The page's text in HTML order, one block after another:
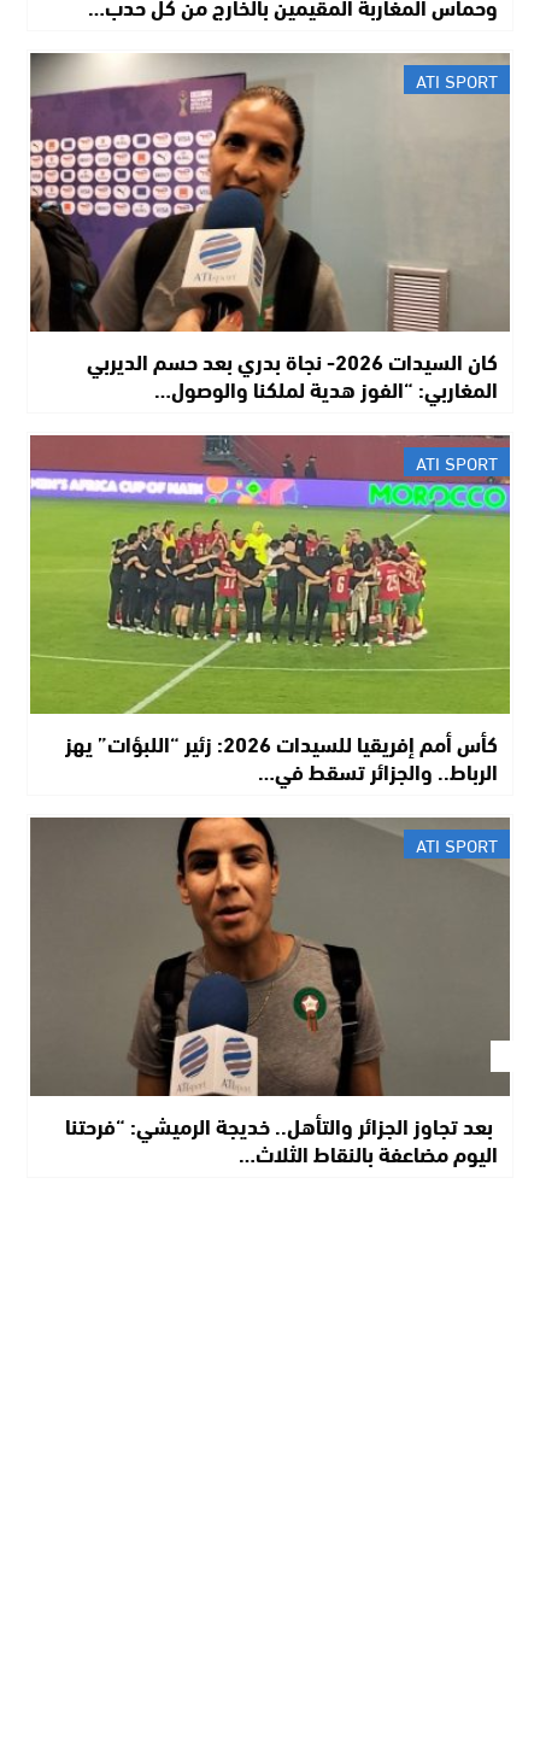
ATI SPORT
كان السيدات 2026- نجاة بدري بعد حسم الديربي
المغاربي: “الفوز هدية لملكنا والوصول…
ATI SPORT
كأس أمم إفريقيا للسيدات 2026: زئير “اللبؤات” يهز
الرباط.. والجزائر تسقط في…
ATI SPORT
​ بعد تجاوز الجزائر والتأهل.. خديجة الرميشي: “فرحتنا
اليوم مضاعفة بالنقاط الثلاث…